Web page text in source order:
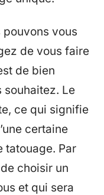
vous
de vous faire
de bien
souhaitez. Le
ce qui signifie
certaine
tatouage. Par
choisir un
et qui sera